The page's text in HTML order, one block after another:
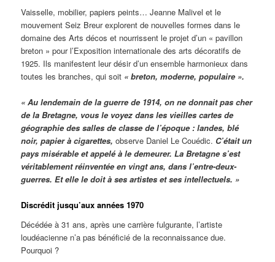
Vaisselle, mobilier, papiers peints… Jeanne Malivel et le
mouvement Seiz Breur explorent de nouvelles formes dans le
domaine des Arts décos et nourrissent le projet d’un « pavillon
breton » pour l’Exposition internationale des arts décoratifs de
1925. Ils manifestent leur désir d’un ensemble harmonieux dans
toutes les branches, qui soit « breton, moderne, populaire ».
« Au lendemain de la guerre de 1914, on ne donnait pas cher
de la Bretagne, vous le voyez dans les vieilles cartes de
géographie des salles de classe de l’époque : landes, blé
noir, papier à cigarettes,observe Daniel Le Couédic. C’était un
pays misérable et appelé à le demeurer. La Bretagne s’est
véritablement réinventée en vingt ans, dans l’entre-deux-
guerres. Et elle le doit à ses artistes et ses intellectuels. »
Discrédit jusqu’aux années 1970
Décédée à 31 ans, après une carrière fulgurante, l’artiste
loudéacienne n’a pas bénéficié de la reconnaissance due.
Pourquoi ?